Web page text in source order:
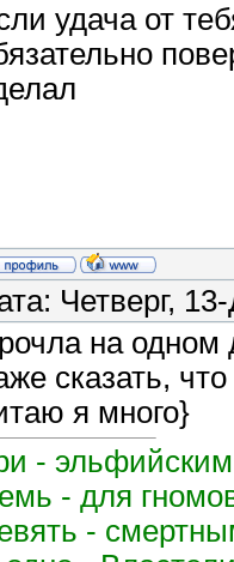
удача от
Четверг,
на одном
сказать,
я много}
-
- для
-